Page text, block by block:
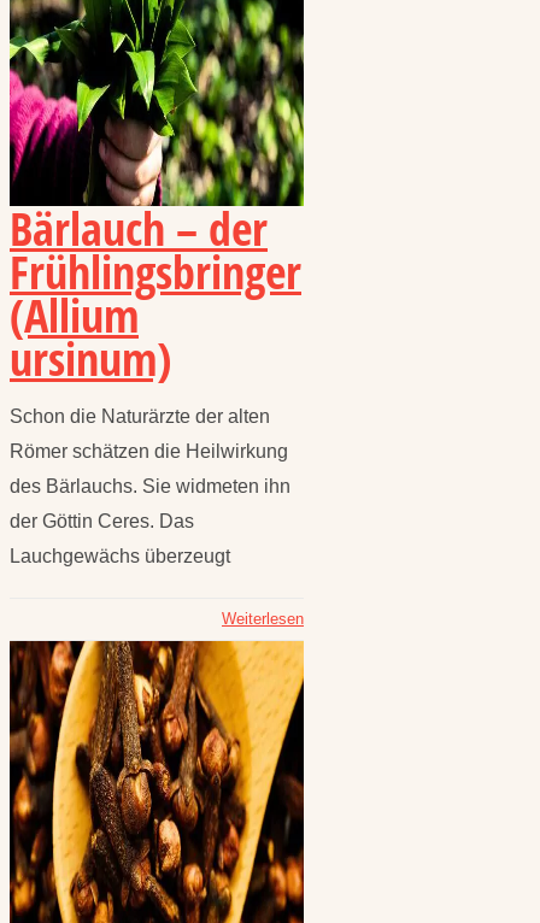
Bärlauch – der
Frühlingsbringer
(Allium
ursinum)
Schon die Naturärzte der alten
Römer schätzen die Heilwirkung
des Bärlauchs. Sie widmeten ihn
der Göttin Ceres. Das
Lauchgewächs überzeugt
Weiterlesen